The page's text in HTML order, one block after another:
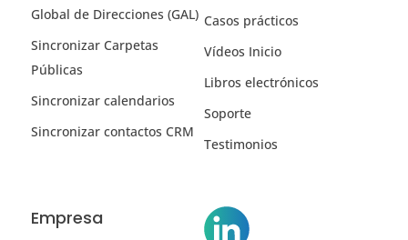
Global de Direcciones (GAL)
Sincronizar Carpetas
Públicas
Sincronizar calendarios
Sincronizar contactos CRM
Casos prácticos
Vídeos Inicio
Libros electrónicos
Soporte
Testimonios
Empresa